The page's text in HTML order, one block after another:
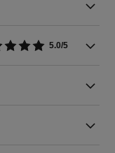
5.0/5